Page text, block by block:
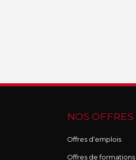
NOS OFFRES
Offres d’emplois
Offres de formations